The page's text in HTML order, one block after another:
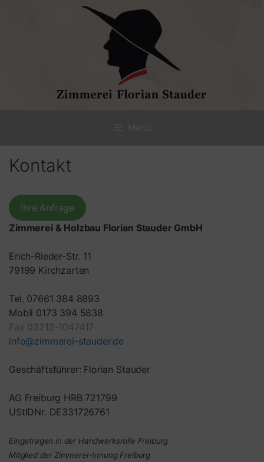
Kontakt
Ihre Anfrage
Zimmerei & Holzbau Florian Stauder GmbH
Erich-Rieder-Str. 11
79199 Kirchzarten
Tel. 07661 384 8893
Mobil 0173 394 5838
Fax 03212-1047417
info@zimmerei-stauder.de
Geschäftsführer: Florian Stauder
AG Freiburg HRB 721799
UStIDNr. DE331726761
Eingetragen in der Handwerksrolle Freiburg
Mitglied der Zimmerer-Innung Freiburg